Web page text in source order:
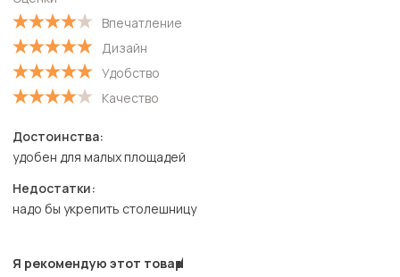
С низкой оценкойВпечатление
Дизайн
Удобство
Качество
Достоинства:
удобен для малых площадей
Недостатки:
надо бы укрепить столешницу
Я рекомендую этот товар